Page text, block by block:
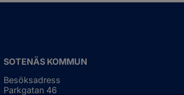
SOTENÄS KOMMUN
Besöksadress
Parkgatan 46